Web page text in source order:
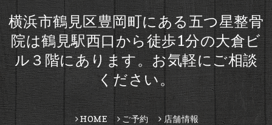
横浜市鶴見区豊岡町にある五つ星整骨
院は鶴見駅西口から徒歩1分の大倉ビ
ル３階にあります。お気軽にご相談
ください。
HOME ご予約 店舗情報